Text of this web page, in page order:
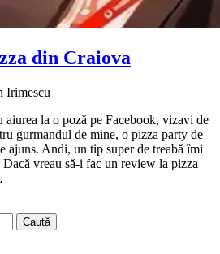
din Craiova
Irimescu
aiurea la o poză pe Facebook, vizavi de
gurmandul de mine, o pizza party de
ajuns. Andi, un tip super de treabă îmi
vreau să-i fac un review la pizza